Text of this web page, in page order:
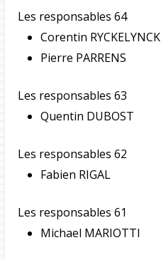
Les responsables 64
Corentin RYCKELYNCK
Pierre PARRENS
Les responsables 63
Quentin DUBOST
Les responsables 62
Fabien RIGAL
Les responsables 61
Michael MARIOTTI